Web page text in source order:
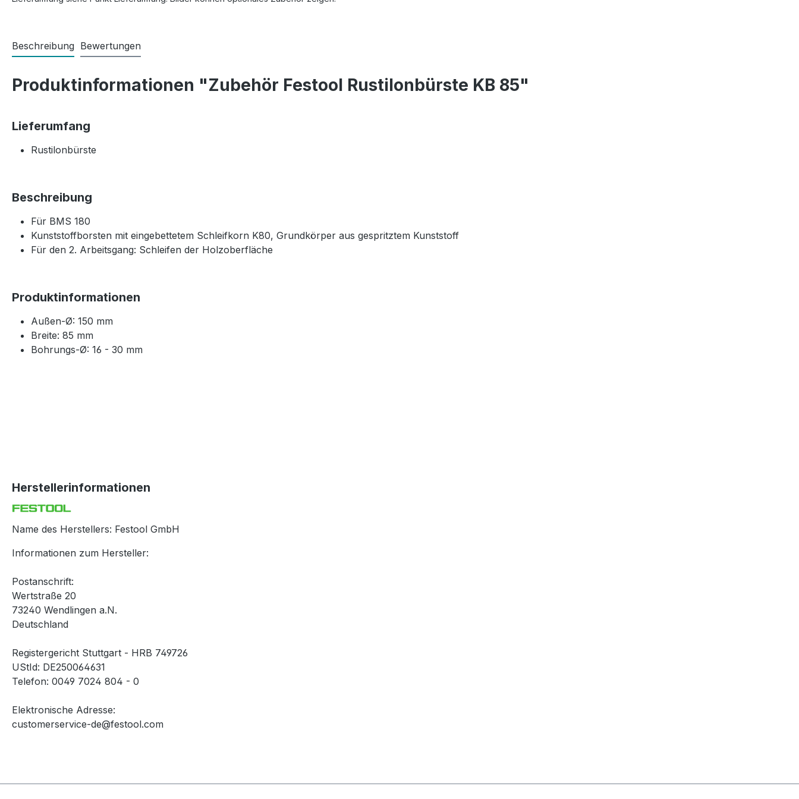
Beschreibung Bewertungen
Produktinformationen "Zubehör Festool Rustilonbürste KB 85"
Lieferumfang
Rustilonbürste
Beschreibung
Für BMS 180
Kunststoffborsten mit eingebettetem Schleifkorn K80, Grundkörper aus gespritztem Kunststoff
Für den 2. Arbeitsgang: Schleifen der Holzoberfläche
Produktinformationen
Außen-Ø: 150 mm
Breite: 85 mm
Bohrungs-Ø: 16 - 30 mm
Herstellerinformationen
Name des Herstellers: Festool GmbH
Informationen zum Hersteller:
Postanschrift:
Wertstraße 20
73240 Wendlingen a.N.
Deutschland
Registergericht Stuttgart - HRB 749726
UStId: DE250064631
Telefon: 0049 7024 804 - 0
Elektronische Adresse:
customerservice-de@festool.com